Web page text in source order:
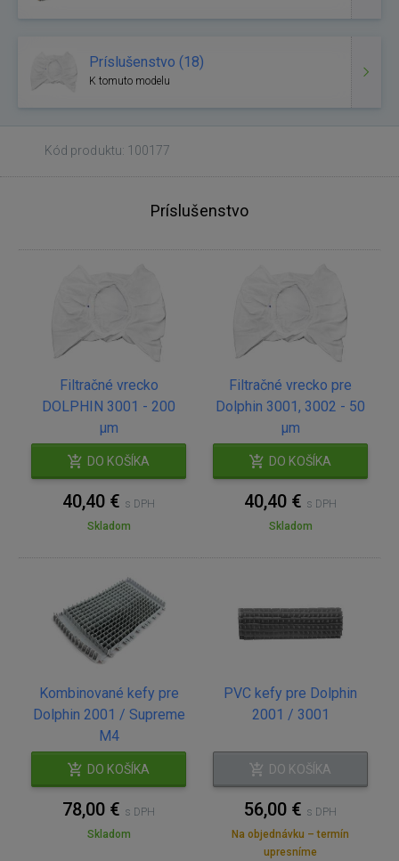
Príslušenstvo (18)
K tomuto modelu
Kód produktu: 100177
Príslušenstvo
Filtračné vrecko
DOLPHIN 3001 - 200
µm
DO KOŠÍKA
40,40 € s DPH
Skladom
Filtračné vrecko pre
Dolphin 3001, 3002 - 50
µm
DO KOŠÍKA
40,40 € s DPH
Skladom
Kombinované kefy pre
Dolphin 2001 / Supreme
M4
DO KOŠÍKA
78,00 € s DPH
Skladom
PVC kefy pre Dolphin
2001 / 3001
DO KOŠÍKA
56,00 € s DPH
Na objednávku – termín
upresníme